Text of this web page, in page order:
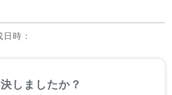
日時 ：
しましたか？